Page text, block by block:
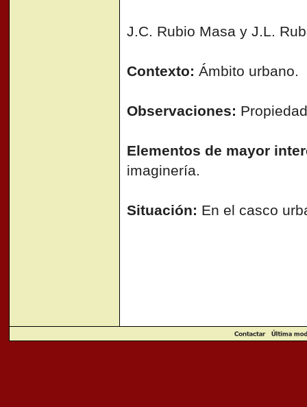
J.C. Rubio Masa y J.L.
Contexto: Ámbito urbano.
Observaciones:
Elementos de mayor
imaginería.
Situación: En el casco